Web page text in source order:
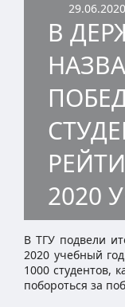
29.06.2020
В
2020
В ТГУ подвели
2020 учебный
1000 студентов,
побороться за